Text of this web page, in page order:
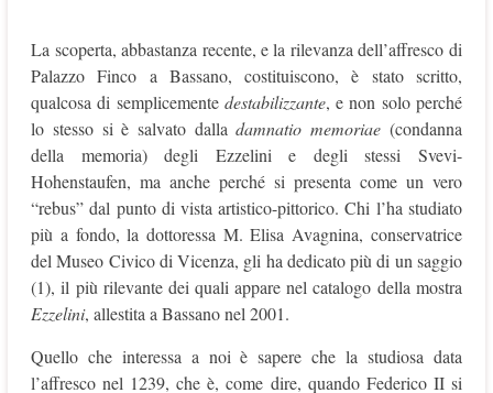
La scoperta, abbastanza recente, e la rilevanza dell’affresco di
Palazzo Finco a Bassano, costituiscono, è stato scritto,
qualcosa di semplicemente destabilizzante, e non solo perché
lo stesso si è salvato dalladamnatio memoriae (condanna
della memoria) degli Ezzelini e degli stessi Svevi-
Hohenstaufen, ma anche perché si presenta come un vero
“rebus” dal punto di vista artistico-pittorico. Chi l’ha studiato
più a fondo, la dottoressa M. Elisa Avagnina, conservatrice
del Museo Civico di Vicenza, gli ha dedicato più di un saggio
(1), il più rilevante dei quali appare nel catalogo della mostra
Ezzelini, allestita a Bassano nel 2001.
Quello che interessa a noi è sapere che la studiosa data
l’affresco nel 1239, che è, come dire, quando Federico II si